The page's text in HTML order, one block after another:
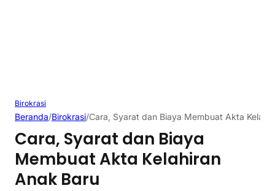
Birokrasi
Beranda/Birokrasi/Cara, Syarat dan Biaya Membuat Akta
Cara, Syarat dan Biaya
Membuat Akta Kelahiran
Anak Baru